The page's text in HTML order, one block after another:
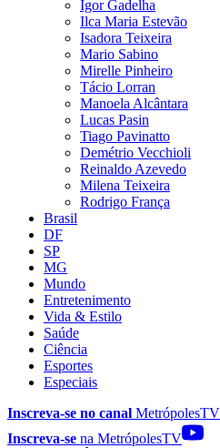
Igor Gadelha
Ilca Maria Estevão
Isadora Teixeira
Mario Sabino
Mirelle Pinheiro
Tácio Lorran
Manoela Alcântara
Lucas Pasin
Tiago Pavinatto
Demétrio Vecchioli
Reinaldo Azevedo
Milena Teixeira
Rodrigo França
Brasil
DF
SP
MG
Mundo
Entretenimento
Vida & Estilo
Saúde
Ciência
Esportes
Especiais
Inscreva-se no canal
Inscreva-se na MetrópolesTV